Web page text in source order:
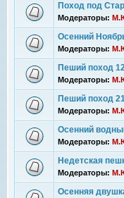
Поход под
Модераторы:
Осенний
Модераторы:
Пеший поход
Модераторы:
Пеший поход
Модераторы:
Осенний
Модераторы:
Недетская
Модераторы:
Осенняя